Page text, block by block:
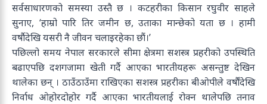
सर्वसाधारणको समस्या उस्तै छ । कटहरीका किसान रघुवीर साहले
सुनाए, ‘हाम्रो पारि तिर जमीन छ, उताका मान्छेको यता छ । हामी
वर्षौदेखि यसरी नै जीवन चलाइरहेका छौं।’
पछिल्लो समय नेपाल सरकारले सीमा क्षेत्रमा सशस्त्र प्रहरीको उपस्थिति
बढाएपछि दशगजामा खेती गर्दै आएका भारतीयहरू असन्तुष्ट देखिन
थालेका छन् । ठाउँठाउँमा राखिएका सशस्त्र प्रहरीका बीओपीले वर्षौंदेखि
निर्वाध ओहोरदोहोर गर्दै आएका भारतीयलाई रोक्न थालेपछि तनाव